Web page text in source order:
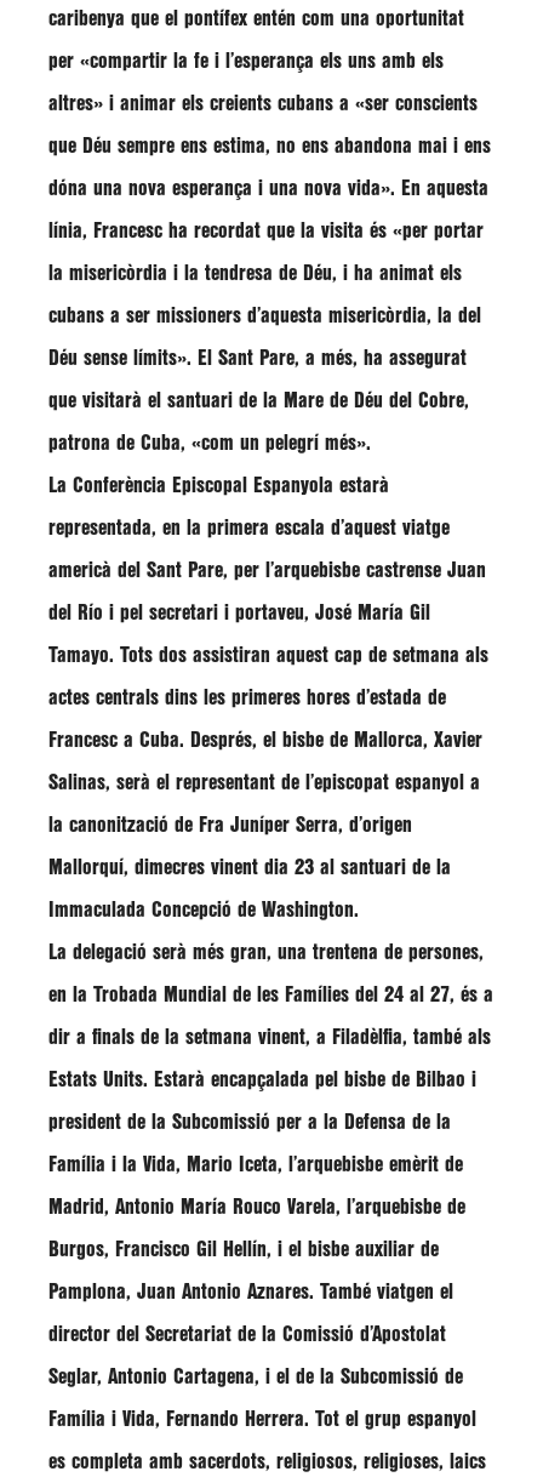
caribenya que el pontífex entén com una oportunitat
per «compartir la fe i l’esperança els uns amb els
altres» i animar els creients cubans a «ser conscients
que Déu sempre ens estima, no ens abandona mai i ens
dóna una nova esperança i una nova vida». En aquesta
línia, Francesc ha recordat que la visita és «per portar
la misericòrdia i la tendresa de Déu, i ha animat els
cubans a ser missioners d’aquesta misericòrdia, la del
Déu sense límits». El Sant Pare, a més, ha assegurat
que visitarà el santuari de la Mare de Déu del Cobre,
patrona de Cuba, «com un pelegrí més».
La Conferència Episcopal Espanyola estarà
representada, en la primera escala d’aquest viatge
americà del Sant Pare, per l’arquebisbe castrense Juan
del Río i pel secretari i portaveu, José María Gil
Tamayo. Tots dos assistiran aquest cap de setmana als
actes centrals dins les primeres hores d’estada de
Francesc a Cuba. Després, el bisbe de Mallorca, Xavier
Salinas, serà el representant de l’episcopat espanyol a
la canonització de Fra Juníper Serra, d’origen
Mallorquí, dimecres vinent dia 23 al santuari de la
Immaculada Concepció de Washington.
La delegació serà més gran, una trentena de persones,
en la Trobada Mundial de les Famílies del 24 al 27, és a
dir a finals de la setmana vinent, a Filadèlfia, també als
Estats Units. Estarà encapçalada pel bisbe de Bilbao i
president de la Subcomissió per a la Defensa de la
Família i la Vida, Mario Iceta, l’arquebisbe emèrit de
Madrid, Antonio María Rouco Varela, l’arquebisbe de
Burgos, Francisco Gil Hellín, i el bisbe auxiliar de
Pamplona, Juan Antonio Aznares. També viatgen el
director del Secretariat de la Comissió d’Apostolat
Seglar, Antonio Cartagena, i el de la Subcomissió de
Família i Vida, Fernando Herrera. Tot el grup espanyol
es completa amb sacerdots, religiosos, religioses, laics